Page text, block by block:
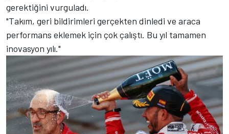
gerektiğini vurguladı.
"Takım, geri bildirimleri gerçekten dinledi ve araca
performans eklemek için çok çalıştı. Bu yıl tamamen
inovasyon yılı."